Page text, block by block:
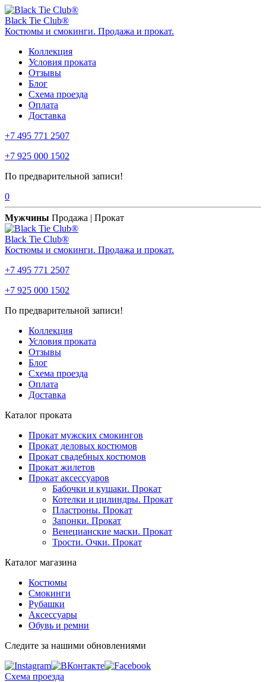
Black Tie Club®
Костюмы и смокинги. Продажа и прокат.
Коллекция
Условия проката
Отзывы
Блог
Схема проезда
Оплата
Доставка
+7 495 771 2507
+7 925 000 1502
По предварительной записи!
0
Мужчины Продажа | Прокат
Black Tie Club®
Костюмы и смокинги. Продажа и прокат.
+7 495 771 2507
+7 925 000 1502
По предварительной записи!
Коллекция
Условия проката
Отзывы
Блог
Схема проезда
Оплата
Доставка
Каталог проката
Прокат мужских смокингов
Прокат деловых костюмов
Прокат свадебных костюмов
Прокат жилетов
Прокат аксессуаров
Бабочки и кушаки. Прокат
Котелки и цилиндры. Прокат
Пластроны. Прокат
Запонки. Прокат
Венецианские маски. Прокат
Трости. Очки. Прокат
Каталог магазина
Костюмы
Смокинги
Рубашки
Аксессуары
Обувь и ремни
Следите за нашими обновлениями
Схема проезда